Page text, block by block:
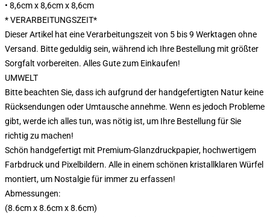
• 8,6cm x 8,6cm x 8,6cm
* VERARBEITUNGSZEIT*
Dieser Artikel hat eine Verarbeitungszeit von 5 bis 9 Werktagen ohne
Versand. Bitte geduldig sein, während ich Ihre Bestellung mit größter
Sorgfalt vorbereiten. Alles Gute zum Einkaufen!
UMWELT
Bitte beachten Sie, dass ich aufgrund der handgefertigten Natur keine
Rücksendungen oder Umtausche annehme. Wenn es jedoch Probleme
gibt, werde ich alles tun, was nötig ist, um Ihre Bestellung für Sie
richtig zu machen!
Schön handgefertigt mit Premium-Glanzdruckpapier, hochwertigem
Farbdruck und Pixelbildern. Alle in einem schönen kristallklaren Würfel
montiert, um Nostalgie für immer zu erfassen!
Abmessungen:
(8.6cm x 8.6cm x 8.6cm)